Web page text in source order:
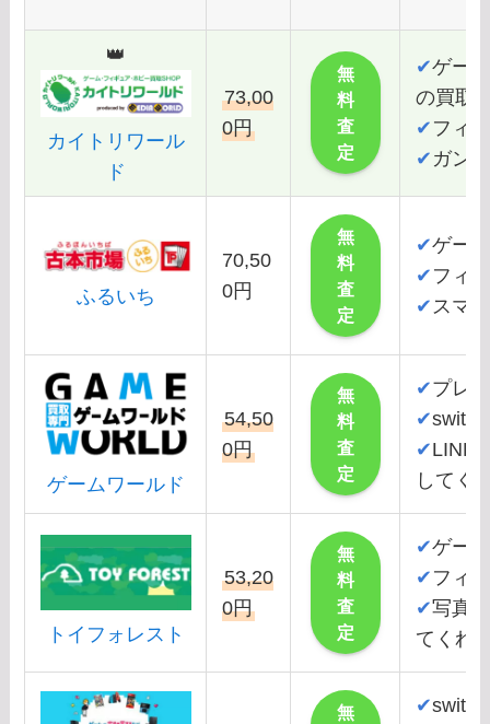
👑
カイトリワール
ド
73,00
0円
無
料
査
定
✔ゲー
の買取
✔ フィ
✔ ガン
ふるいち
70,50
0円
無
料
査
定
✔ゲー
✔ フィ
✔スマ
ゲームワールド
54,50
0円
無
料
査
定
✔プレ
✔
✔LINE
してく
トイフォレスト
53,20
0円
無
料
査
定
✔ゲー
✔ フィ
✔写真
てくれ
無
✔